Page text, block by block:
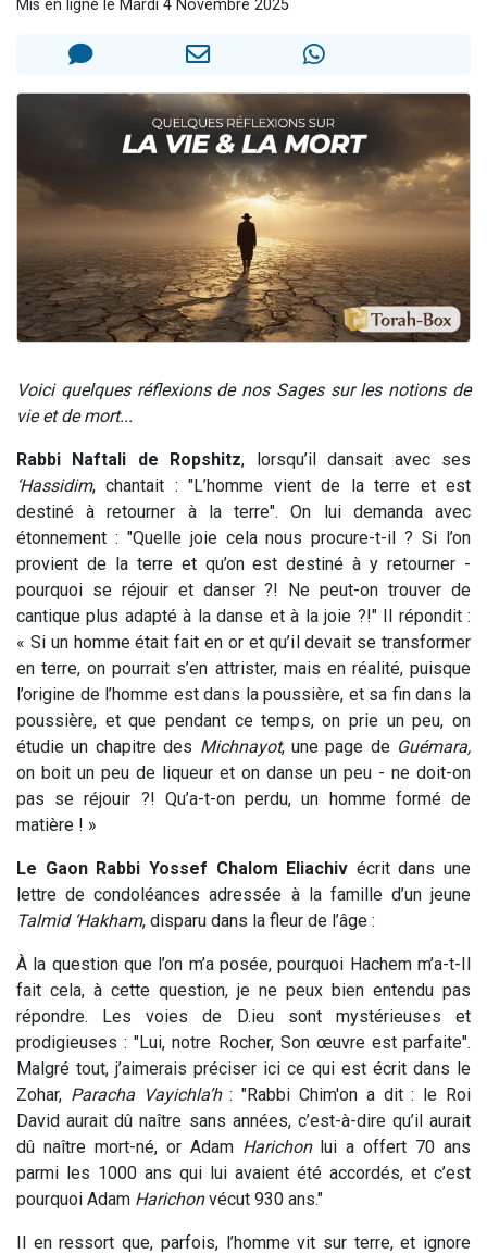
12 nouvelles musiques dans Torah-Box Music
Mis en ligne le Mardi 4 Novembre 2025
Voici quelques réflexions de nos Sages sur les notions de
vie et de mort...
Rabbi Naftali de Ropshitz, lorsqu’il dansait avec ses
‘Hassidim, chantait : "L’homme vient de la terre et est
destiné à retourner à la terre". On lui demanda avec
étonnement : "Quelle joie cela nous procure-t-il ? Si l’on
provient de la terre et qu’on est destiné à y retourner -
pourquoi se réjouir et danser ?! Ne peut-on trouver de
cantique plus adapté à la danse et à la joie ?!"Il répondit :
« Si un homme était fait en or et qu’il devait se transformer
en terre, on pourrait s’en attrister, mais en réalité, puisque
l’origine de l’homme est dans la poussière, et sa fin dans la
poussière, et que pendant ce temps, on prie un peu, on
étudie un chapitre des Michnayot, une page de Guémara,
on boit un peu de liqueur et on danse un peu - ne doit-on
pas se réjouir ?! Qu’a-t-on perdu, un homme formé de
matière ! »
Le Gaon Rabbi Yossef Chalom Eliachiv écrit dans une
lettre de condoléances adressée à la famille d’un jeune
Talmid ‘Hakham, disparu dans la fleur de l’âge :
À la question que l’on m’a posée, pourquoi Hachem m’a-t-Il
fait cela, à cette question, je ne peux bien entendu pas
répondre. Les voies de D.ieu sont mystérieuses et
prodigieuses : "Lui, notre Rocher, Son œuvre est parfaite".
Malgré tout, j’aimerais préciser ici ce qui est écrit dans le
Zohar, Paracha Vayichla’h: "Rabbi Chim'on a dit : le Roi
David aurait dû naître sans années, c’est-à-dire qu’il aurait
dû naître mort-né, or Adam Harichonlui a offert 70 ans
parmi les 1000 ans qui lui avaient été accordés, et c’est
pourquoi Adam Harichonvécut 930 ans."
Il en ressort que, parfois, l’homme vit sur terre, et ignore